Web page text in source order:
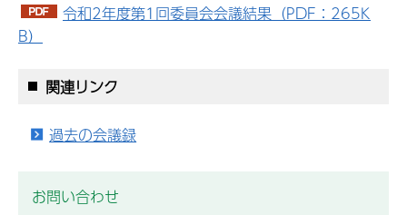
令和2年度第1回委員会会議結果（PDF：265K
B）
関連リンク
過去の会議録
お問い合わせ